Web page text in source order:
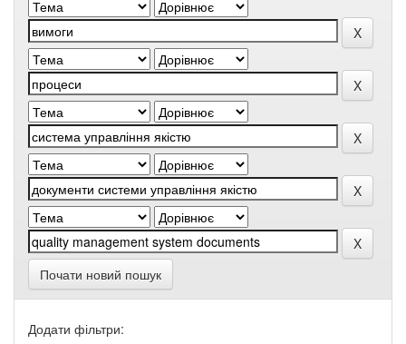
Почати новий пошук
Додати фільтри: